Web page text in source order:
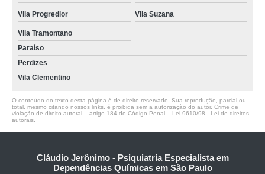
Vila Progredior Vila Suzana
Vila Tramontano
Paraíso
Perdizes
Vila Clementino
O conteúdo do texto desta página é de direito reservado. Sua reprodução, parcial ou
total, mesmo citando nossos links, é proibida sem a autorização do autor. Crime de
violação de direito autoral – artigo 184 do Código Penal – Lei 9610/98 - Lei de direitos
autorais
Cláudio Jerônimo - Psiquiatria Especialista em
Dependências Químicas em São Paulo